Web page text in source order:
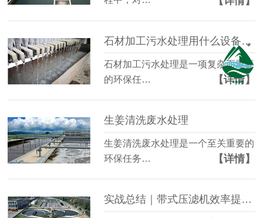
石材加工污水处理用什么设备进行处理？
石材加工污水处理是一项复杂而重要
的环保任…
【详情】
生姜清洗废水处理
生姜清洗废水处理是一个至关重要的
环保任务…
【详情】
实战总结｜带式压滤机效率提升的解决方案！